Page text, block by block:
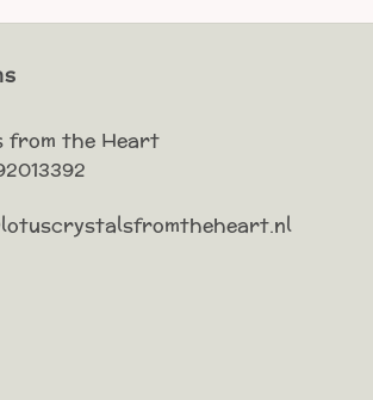
from the Heart